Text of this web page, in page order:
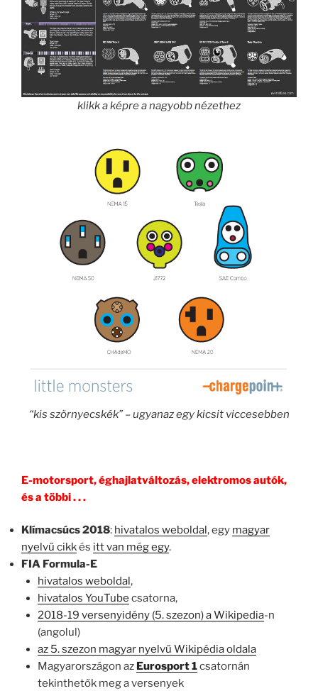
klikk a képre a nagyobb nézethez
“kis szörnyecskék” – ugyanaz egy kicsit viccesebben
E-motorsport, éghajlatváltozás, elektromos autók,
és a többi . . .
Klímacsúcs 2018: hivatalos weboldal, egy magyar
nyelvű cikkés itt van még egy.
FIA Formula-E
hivatalos weboldal,
hivatalos YouTube csatorna,
2018-19 versenyidény (5. szezon) a Wikipedia-n
(angolul)
az 5. szezon magyar nyelvű Wikipédia oldala
Magyarországon az Eurosport 1csatornán
tekinthetők meg a versenyek